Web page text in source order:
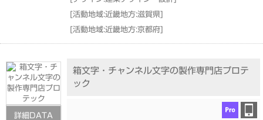
[活動地域:近畿地方:滋賀県]
[活動地域:近畿地方:京都府]
詳細DATA
箱文字・チャンネル文字の製作専門店プロテ
ック